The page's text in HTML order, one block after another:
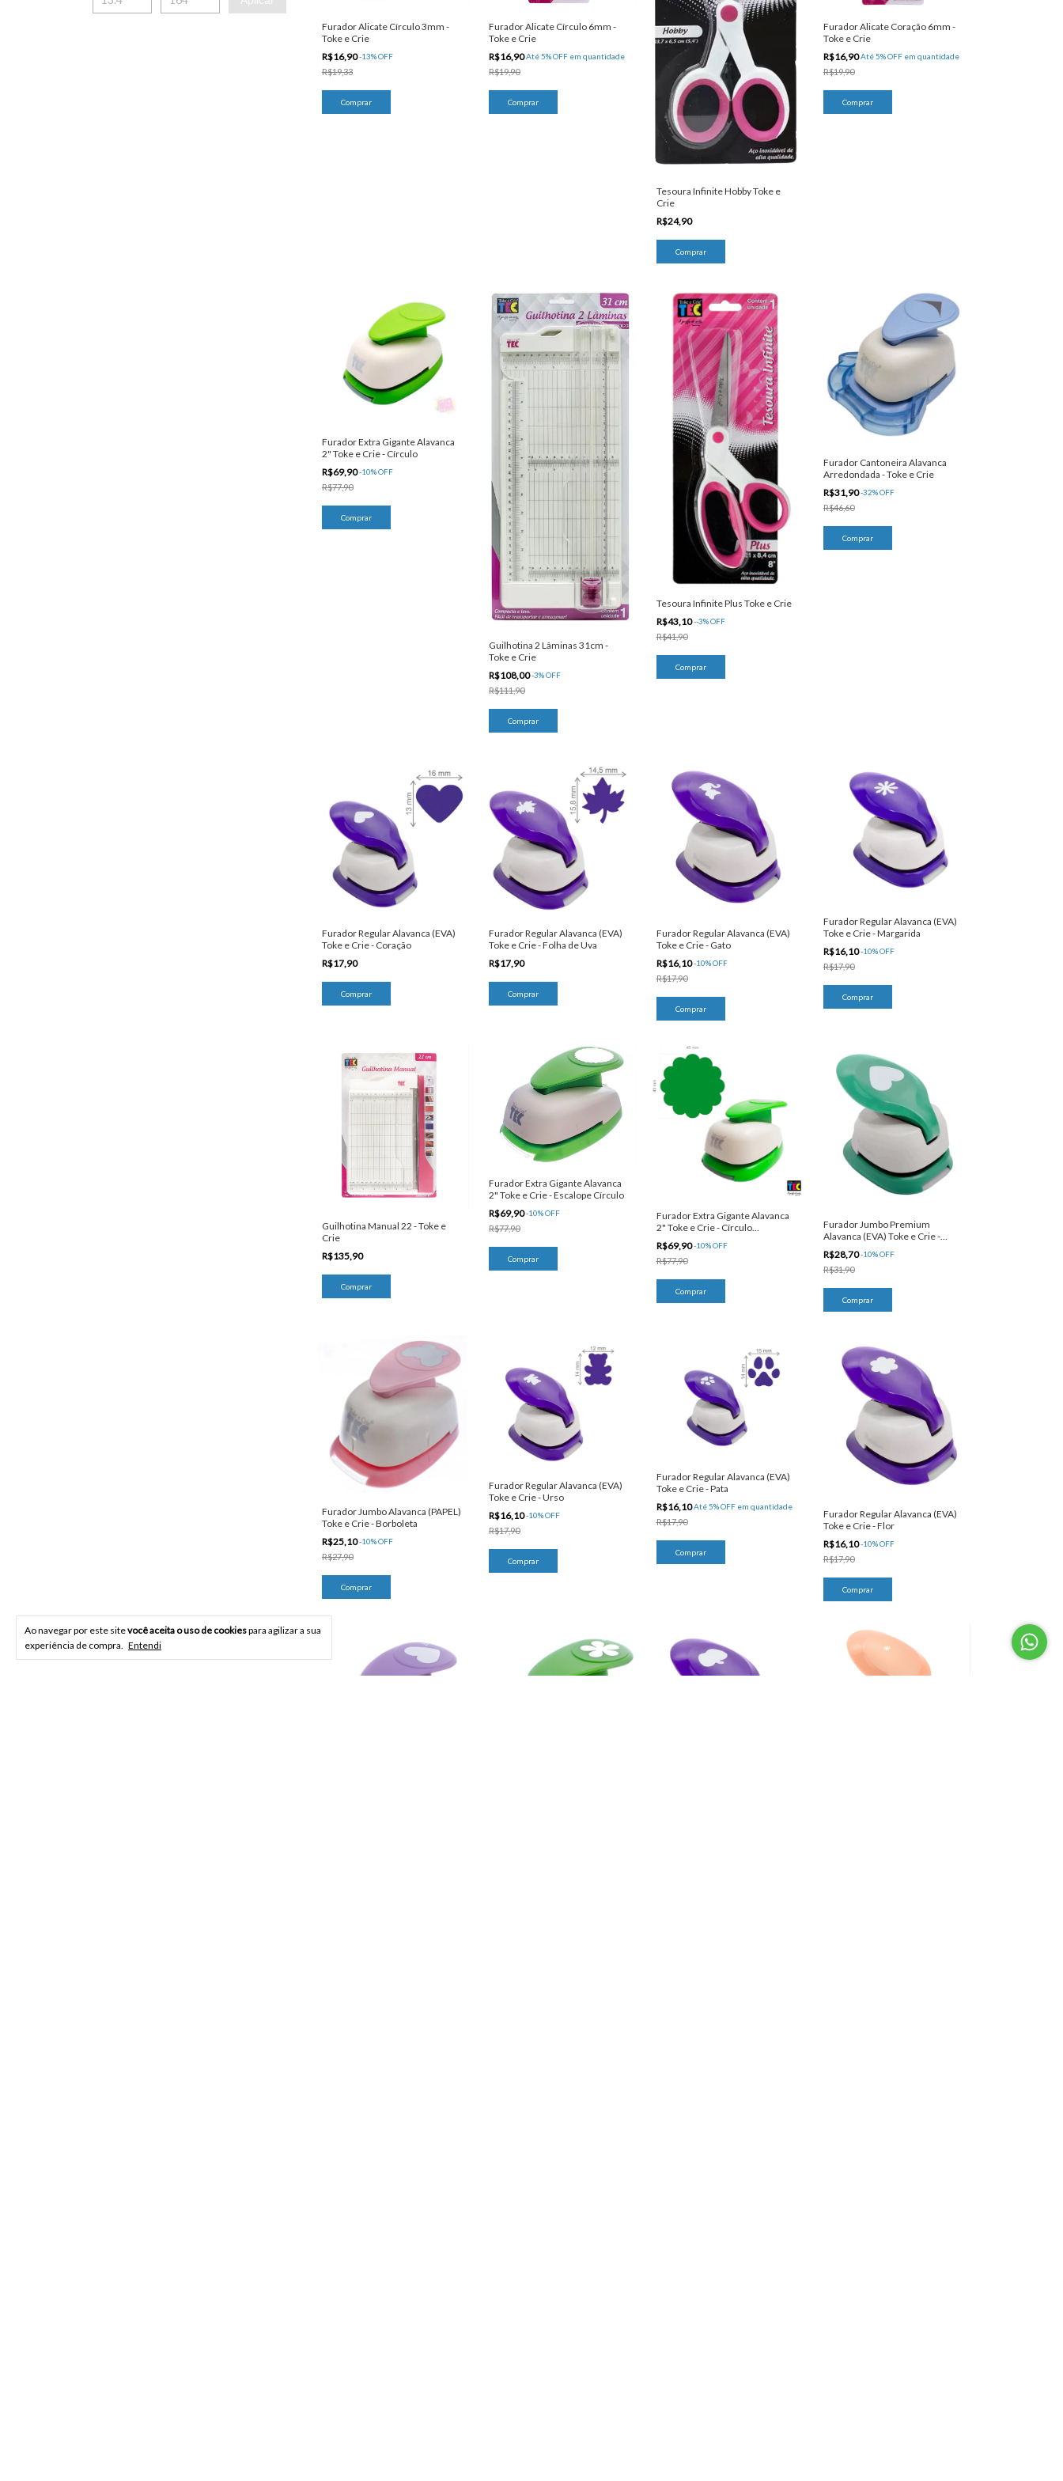
Ao navegar por este sitevocê aceita o uso de cookiespara agilizar a sua
experiência de compra. Entendi
Furador Alicate Círculo 3mm -
Toke e Crie
R$16,90-13%OFF
R$19,33
Furador Alicate Círculo 6mm -
Toke e Crie
R$16,90Até 5% OFF em quantidade
R$19,90
Tesoura Infinite Hobby Toke e
Crie
R$24,90
Furador Alicate Coração 6mm -
Toke e Crie
R$16,90Até 5% OFF em quantidade
R$19,90
Furador Extra Gigante Alavanca
2" Toke e Crie - Círculo
R$69,90-10%OFF
R$77,90
Guilhotina 2 Lâminas 31cm -
Toke e Crie
R$108,00-3%OFF
R$111,90
Tesoura Infinite Plus Toke e Crie
R$43,10--3%OFF
R$41,90
Furador Cantoneira Alavanca
Arredondada - Toke e Crie
R$31,90-32%OFF
R$46,60
Furador Regular Alavanca (EVA)
Toke e Crie - Coração
R$17,90
Furador Regular Alavanca (EVA)
Toke e Crie - Folha de Uva
R$17,90
Furador Regular Alavanca (EVA)
Toke e Crie - Gato
R$16,10-10%OFF
R$17,90
Furador Regular Alavanca (EVA)
Toke e Crie - Margarida
R$16,10-10%OFF
R$17,90
Guilhotina Manual 22 - Toke e
Crie
R$135,90
Furador Extra Gigante Alavanca
2" Toke e Crie - Escalope Círculo
R$69,90-10%OFF
R$77,90
Furador Extra Gigante Alavanca
2" Toke e Crie - Círculo
Escalopado
R$69,90-10%OFF
R$77,90
Furador Jumbo Premium
Alavanca (EVA) Toke e Crie -
Coração
R$28,70-10%OFF
R$31,90
Furador Jumbo Alavanca (PAPEL)
Toke e Crie - Borboleta
R$25,10-10%OFF
R$27,90
Furador Regular Alavanca (EVA)
Toke e Crie - Urso
R$16,10-10%OFF
R$17,90
Furador Regular Alavanca (EVA)
Toke e Crie - Pata
R$16,10Até 5% OFF em quantidade
R$17,90
Furador Regular Alavanca (EVA)
Toke e Crie - Flor
R$16,10-10%OFF
R$17,90